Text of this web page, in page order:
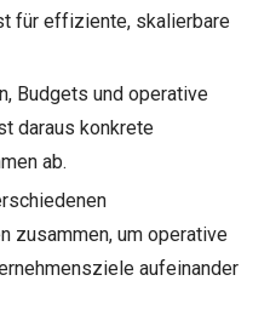
für effiziente, skalierbare
Budgets und operative
daraus konkrete
ab.
zusammen, um operative
aufeinander